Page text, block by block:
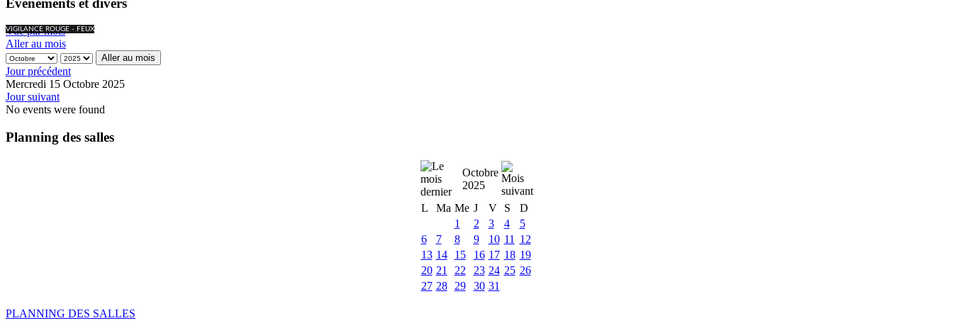
Evènements et divers
VIGILANCE ROUGE - FEUX
Vue par mois
Aller au mois
Aller au mois
Jour précédent
Mercredi 15 Octobre 2025
Jour suivant
No events were found
Planning des salles
Octobre
2025
L
Ma Me J V S
D
1
2 3 4
5
6
7 8 9 10 11
12
13 14 15 16 17 18 19
20 21 22 23 24 25 26
27 28 29 30 31
PLANNING DES SALLES